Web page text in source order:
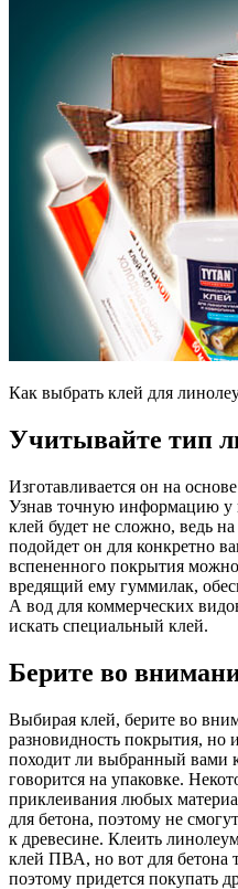
Как выбрать клей для
Учитывайте тип
Изготавливается он на
Узнав точную информацию у
клей будет не сложно, ведь
подойдет он для конкретно
вспененного покрытия
вредящий ему гуммилак,
А вод для коммерческих
искать специальный клей.
Берите во
Выбирая клей, берите во
разновидность покрытия, но
походит ли выбранный вами
говорится на упаковке.
приклеивания любых
для бетона, поэтому не
к древесине. Клеить
клей ПВА, но вот для бетона
поэтому придется покупать